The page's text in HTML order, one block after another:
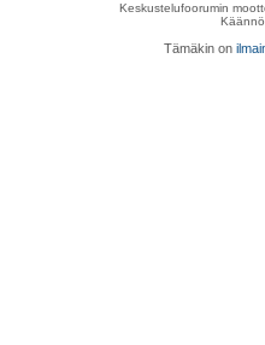
Keskustelufoorumin
Tämäkin on